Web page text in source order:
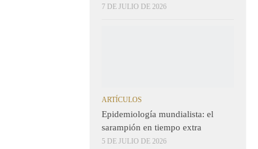
7 DE JULIO DE 2026
ARTÍCULOS
Epidemiología mundialista: el
sarampión en tiempo extra
5 DE JULIO DE 2026